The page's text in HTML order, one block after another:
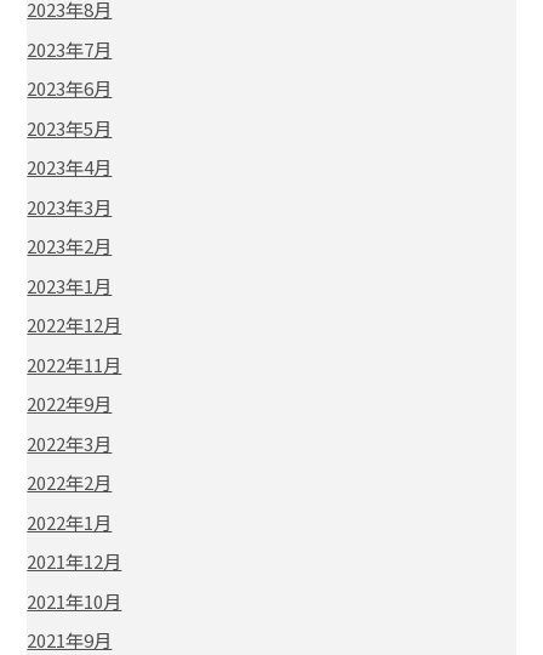
2023年8月
2023年7月
2023年6月
2023年5月
2023年4月
2023年3月
2023年2月
2023年1月
2022年12月
2022年11月
2022年9月
2022年3月
2022年2月
2022年1月
2021年12月
2021年10月
2021年9月